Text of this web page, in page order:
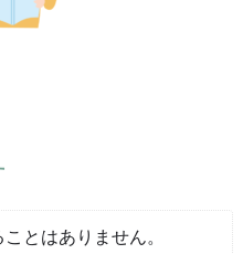
とはありません。